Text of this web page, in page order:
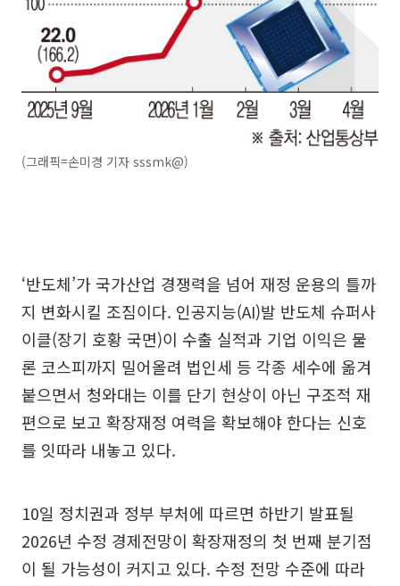
(그래픽=손미경 기자 sssmk@)
‘반도체’가 국가산업 경쟁력을 넘어 재정 운용의 틀까
지 변화시킬 조짐이다. 인공지능(AI)발 반도체 슈퍼사
이클(장기 호황 국면)이 수출 실적과 기업 이익은 물
론 코스피까지 밀어올려 법인세 등 각종 세수에 옮겨
붙으면서 청와대는 이를 단기 현상이 아닌 구조적 재
편으로 보고 확장재정 여력을 확보해야 한다는 신호
를 잇따라 내놓고 있다.
10일 정치권과 정부 부처에 따르면 하반기 발표될
2026년 수정 경제전망이 확장재정의 첫 번째 분기점
이 될 가능성이 커지고 있다. 수정 전망 수준에 따라